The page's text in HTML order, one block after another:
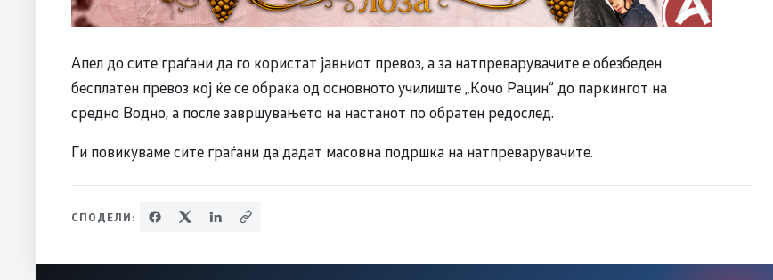
Апел до сите граѓани да го користат јавниот превоз, а за натпреварувачите е обезбеден
бесплатен превоз кој ќе се обраќа од основното училиште „Кочо Рацин“ до паркингот на
средно Водно, а после завршувањето на настанот по обратен редослед.
Ги повикуваме сите граѓани да дадат масовна подршка на натпреварувачите.
СПОДЕЛИ: